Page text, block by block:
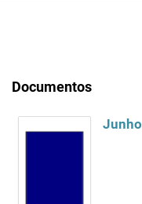
Documentos
Junho